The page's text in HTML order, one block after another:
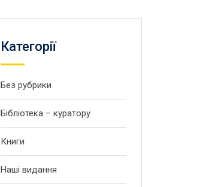
Категорії
Без рубрики
Бібліотека – куратору
Книги
Наші видання